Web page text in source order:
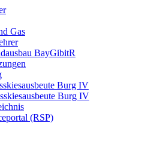
Gas
BayGibitR
Burg IV
Burg IV
(RSP)